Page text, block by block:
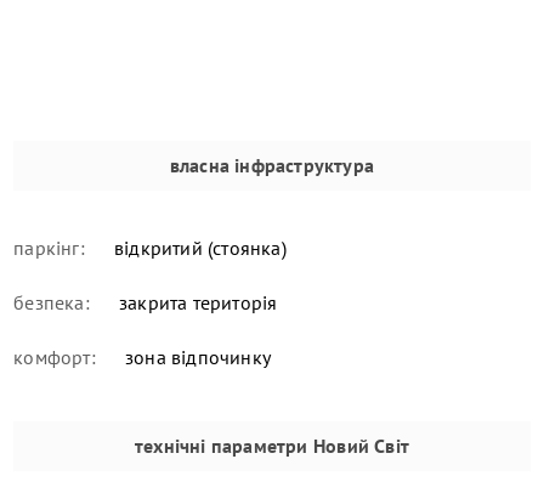
власна інфраструктура
паркінг: відкритий (стоянка)
безпека: закрита територія
комфорт: зона відпочинку
технічні параметри Новий Світ